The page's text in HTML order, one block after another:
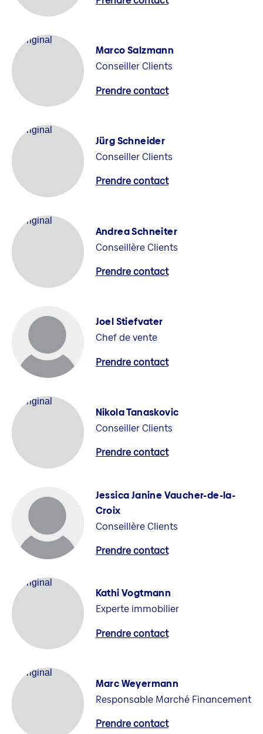
Marco Salzmann
Conseiller Clients
Prendre contact
Jürg Schneider
Conseiller Clients
Prendre contact
Andrea Schneiter
Conseillère Clients
Prendre contact
Joel Stiefvater
Chef de vente
Prendre contact
Nikola Tanaskovic
Conseiller Clients
Prendre contact
Jessica Janine Vaucher-de-la-
Croix
Conseillère Clients
Prendre contact
Kathi Vogtmann
Experte immobilier
Prendre contact
Marc Weyermann
Responsable Marché Financement
Prendre contact